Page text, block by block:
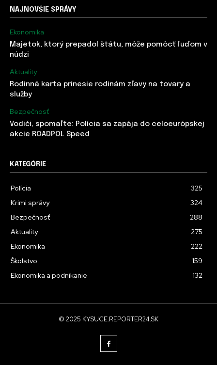
NAJNOVŠIE SPRÁVY
Ekonomika
Majetok, ktorý prepadol štátu, môže pomôcť ľuďom v
núdzi
Aktuality
Rodinná karta prinesie rodinám zľavy na tovary a
služby
Bezpečnosť
Vodiči, spomaľte: Polícia sa zapája do celoeurópskej
akcie ROADPOL Speed
KATEGÓRIE
Polícia
325
Krimi správy
324
Bezpečnosť
288
Aktuality
275
Ekonomika
222
Školstvo
159
Ekonomika a podnikanie
132
© 2025 KYSUCE.REPORTER24.SK